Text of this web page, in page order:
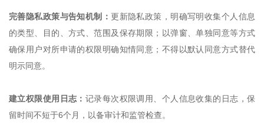
完善隐私政策与告知机制：更新隐私政策，明确写明收集个人信息
的类型、目的、方式、范围及保存期限；以弹窗、单独同意等方式
确保用户对所申请的权限明确知情同意；不得以默认同意方式替代
明示同意。
建立权限使用日志： 记录每次权限调用、个人信息收集的日志，保
留时间不短于6个月，以备审计和监管检查。